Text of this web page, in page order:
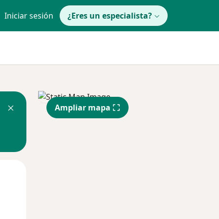
Iniciar sesión ¿Eres un especialista?
Ampliar mapa